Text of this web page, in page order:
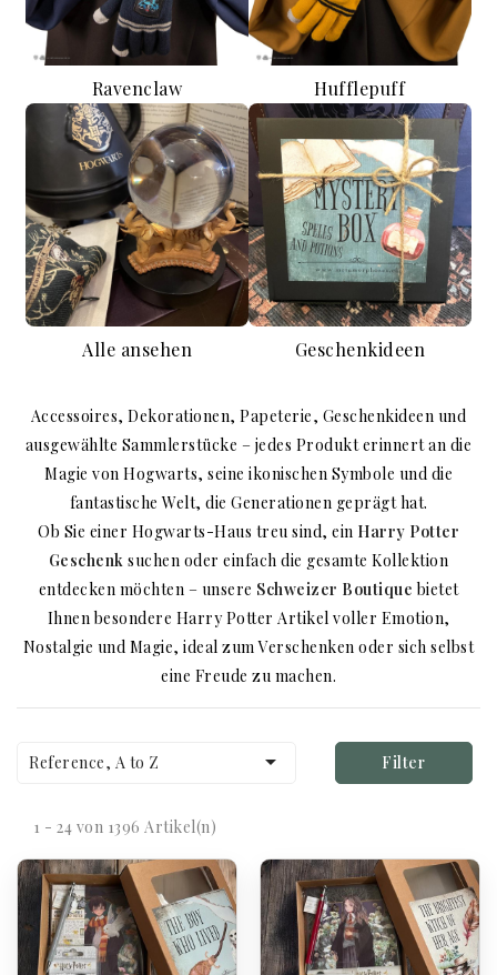
Ravenclaw Hufflepuff
Alle ansehen Geschenkideen
Accessoires, Dekorationen, Papeterie, Geschenkideen und
ausgewählte Sammlerstücke – jedes Produkt erinnert an die
Magie von Hogwarts, seine ikonischen Symbole und die
fantastische Welt, die Generationen geprägt hat.
Ob Sie einer Hogwarts-Haus treu sind, ein Harry Potter
Geschenk suchen oder einfach die gesamte Kollektion
entdecken möchten – unsere Schweizer Boutique bietet
Ihnen besondere Harry Potter Artikel voller Emotion,
Nostalgie und Magie, ideal zum Verschenken oder sich selbst
eine Freude zu machen.
Reference, A to Z  Filter
1 - 24 von 1396 Artikel(n)